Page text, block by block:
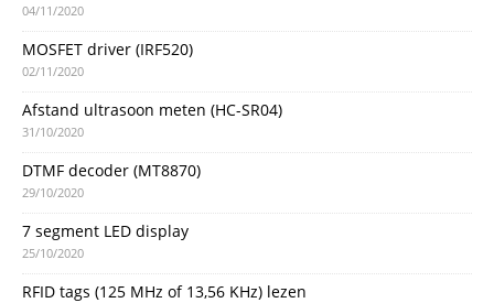
04/11/2020
MOSFET driver (IRF520)
02/11/2020
Afstand ultrasoon meten (HC-SR04)
31/10/2020
DTMF decoder (MT8870)
29/10/2020
7 segment LED display
25/10/2020
RFID tags (125 MHz of 13,56 KHz) lezen